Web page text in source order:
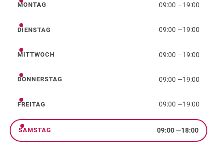
Montag
MONTAG 09:00 —19:00
Dienstag
DIENSTAG 09:00 —19:00
Mittwoch
MITTWOCH 09:00 —19:00
Donnerstag
DONNERSTAG 09:00 —19:00
Freitag
FREITAG 09:00 —19:00
Samstag
SAMSTAG 09:00—18:00